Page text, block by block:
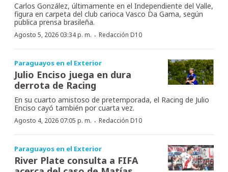
Carlos González, últimamente en el Independiente del Valle,
figura en carpeta del club carioca Vasco Da Gama, según
publica prensa brasileña.
Agosto 5, 2026 03:34 p. m. · Redacción D10
Paraguayos en el Exterior
Julio Enciso juega en dura
derrota de Racing
En su cuarto amistoso de pretemporada, el Racing de Julio
Enciso cayó también por cuarta vez.
Agosto 4, 2026 07:05 p. m. · Redacción D10
Paraguayos en el Exterior
River Plate consulta a FIFA